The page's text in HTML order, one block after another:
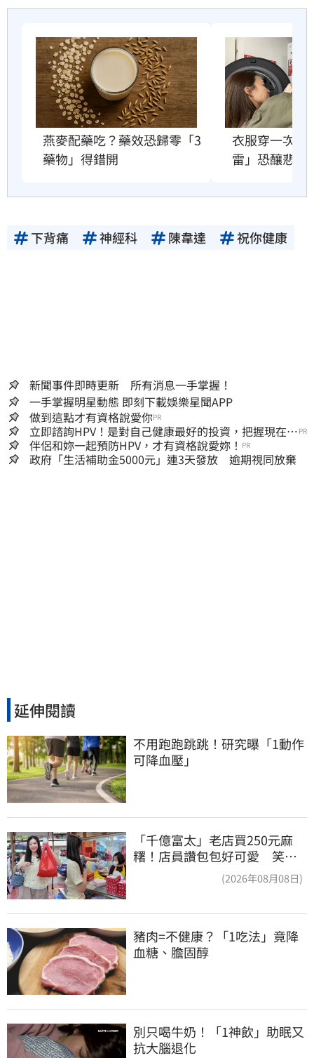
燕麥配藥吃？藥效恐歸零「3
藥物」得錯開
衣服穿一次就
雷」恐釀悲劇
下背痛 神經科 陳韋達 祝你健康
新聞事件即時更新 所有消息一手掌握！
一手掌握明星動態 即刻下載娛樂星聞APP
做到這點才有資格說愛你PR
立即諮詢HPV！是對自己健康最好的投資，把握現在不
嫌晚！
PR
伴侶和妳一起預防HPV，才有資格說愛妳！ PR
政府「生活補助金5000元」連3天發放 逾期視同放棄
延伸閱讀
不用跑跑跳跳！研究曝「1動作
可降血壓」
「千億富太」老店買250元麻
糬！店員讚包包好可愛 笑
(2026年08月08日)
豬肉=不健康？「1吃法」竟降
血糖、膽固醇
別只喝牛奶！「1神飲」助眠又
抗大腦退化